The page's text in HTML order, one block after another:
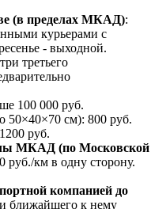
(в пределах МКАД):
курьерами с
- выходной.
третьего
100 000 руб.
50×40×70 см): 800 руб.
руб.
МКАД (по Московской
км в одну сторону.
компанией до
ближайшего к нему